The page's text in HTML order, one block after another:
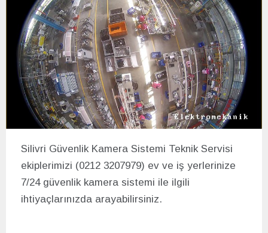
2020
Silivri Güvenlik Kamera Sistemi Teknik Servisi
ekiplerimizi (0212 3207979) ev ve iş yerlerinize
7/24 güvenlik kamera sistemi ile ilgili
ihtiyaçlarınızda arayabilirsiniz.